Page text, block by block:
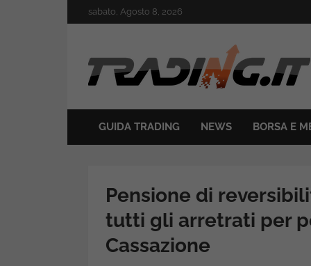
to
sabato, Agosto 8, 2026
Trading.it
GUIDA TRADING NEWS BORSA E
Pensione di
tutti gli arretrati per
Cassazione